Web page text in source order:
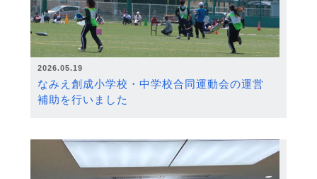
2026.05.19
なみえ創成小学校・中学校合同運動会の運営
補助を行いました